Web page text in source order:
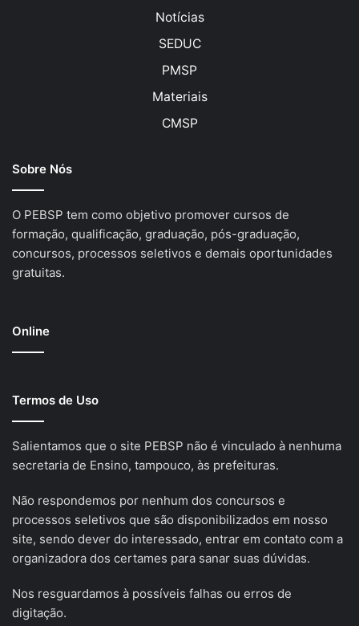
Notícias
SEDUC
PMSP
Materiais
CMSP
Sobre Nós
O PEBSP tem como objetivo promover cursos de
formação, qualificação, graduação, pós-graduação,
concursos, processos seletivos e demais oportunidades
gratuitas.
Online
Termos de Uso
Salientamos que o site PEBSP não é vinculado à nenhuma
secretaria de Ensino, tampouco, às prefeituras.
Não respondemos por nenhum dos concursos e
processos seletivos que são disponibilizados em nosso
site, sendo dever do interessado, entrar em contato com a
organizadora dos certames para sanar suas dúvidas.
Nos resguardamos à possíveis falhas ou erros de
digitação.